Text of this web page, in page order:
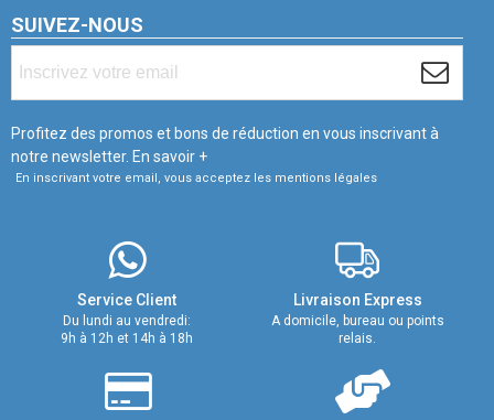
SUIVEZ-NOUS
Profitez des promos et bons de réduction en vous inscrivant à
notre newsletter. En savoir +
En inscrivant votre email, vous acceptez les mentions légales
Service Client
Du lundi au vendredi:
9h à 12h et 14h à 18h
Livraison Express
A domicile, bureau ou points
relais.